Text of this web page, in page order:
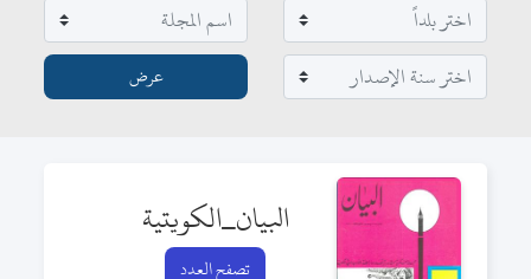
البيان_الكويتية
تصفح العدد